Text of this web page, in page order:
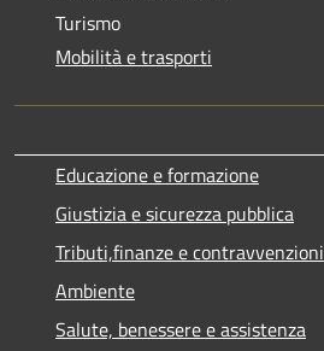
Turismo
Mobilità e trasporti
Educazione e formazione
Giustizia e sicurezza pubblica
Tributi,finanze e contravvenzioni
Ambiente
Salute, benessere e assistenza